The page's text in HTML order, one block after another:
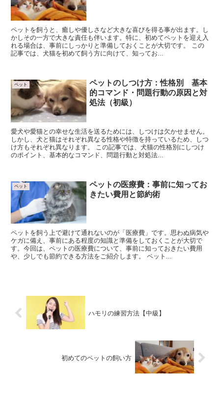
ペットを飼うと、癒しや優しさなど大きな喜びを得る事が出ます。し
かしその一方で大きな責任も伴います。特に、初めてペットを迎え入
れる場合は、事前にしっかりと準備しておくことが大切です。 この
記事では、犬猫を初めて飼う方に向けて、知ってお...
ペット
ペットのしつけ方：性格別 基本
的コマンド・問題行動の原因と対
処法（初級）
愛犬や愛猫との幸せな生活を送るためには、しつけは欠かせません。
しかし、犬と猫はそれぞれ異なる性格や特徴を持っているため、しつ
け方もそれぞれ異なります。 この記事では、犬猫の性格別にしつけ
のポイント、基本的なコマンド、問題行動と対処法...
ペット
ペットの医療費：事前に知ってお
きたい費用と節約術
ペットを飼う上で避けて通れないのが「医療費」です。思わぬ病気や
ケガに備え、事前にある程度の知識と準備をしておくことが大切で
す。今回は、ペットの医療費について、事前に知っておきたい費用
や、少しでも節約できる方法をご紹介します。 ペット...
ハモリの練習方法【中級】
初めてのペットの飼い方